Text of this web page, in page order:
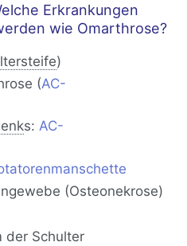
Erkrankungen
wie Omarthrose?
)
(AC-
s:AC-
(Osteonekrose)
der Schulter